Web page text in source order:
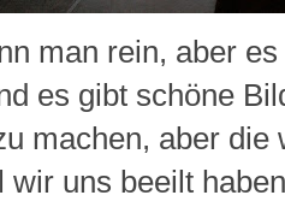
man rein, aber
es gibt schöne
machen, aber
uns beeilt